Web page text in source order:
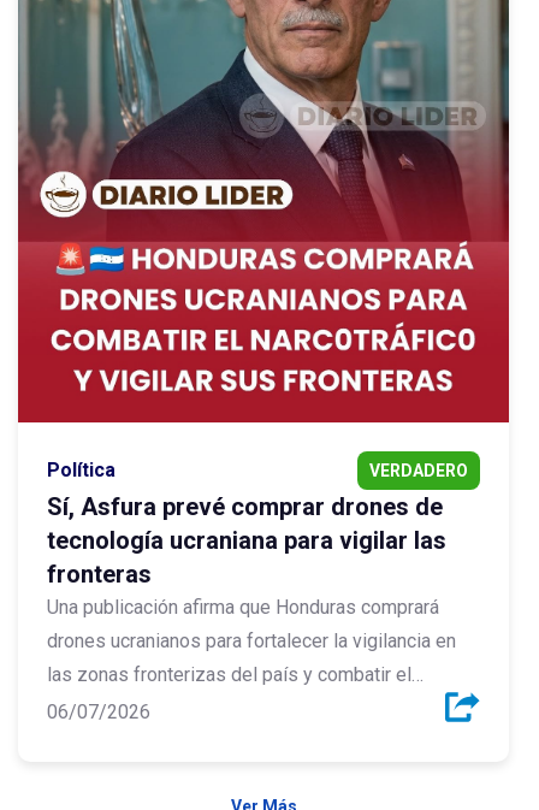
Política VERDADERO
Sí, Asfura prevé comprar drones de
tecnología ucraniana para vigilar las
fronteras
Una publicación afirma que Honduras comprará
drones ucranianos para fortalecer la vigilancia en
las zonas fronterizas del país y combatir el
narcotráfico. La publicación es verdadera, el
06/07/2026